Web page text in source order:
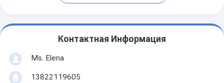
Контактная Информация
Ms. Elena
13822119605